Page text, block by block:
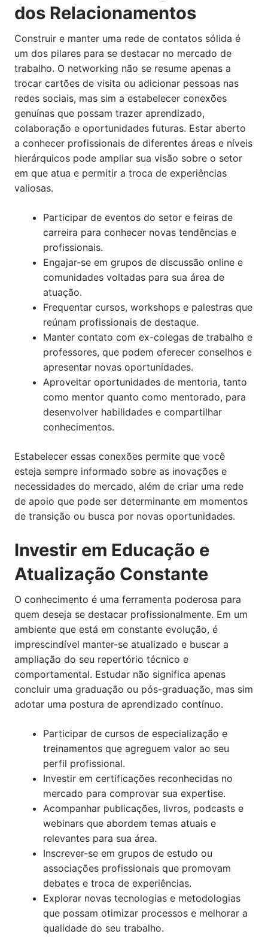
dos Relacionamentos
Construir e manter uma rede de contatos sólida é
um dos pilares para se destacar no mercado de
trabalho. O networking não se resume apenas a
trocar cartões de visita ou adicionar pessoas nas
redes sociais, mas sim a estabelecer conexões
genuínas que possam trazer aprendizado,
colaboração e oportunidades futuras. Estar aberto
a conhecer profissionais de diferentes áreas e níveis
hierárquicos pode ampliar sua visão sobre o setor
em que atua e permitir a troca de experiências
valiosas.
Participar de eventos do setor e feiras de
carreira para conhecer novas tendências e
profissionais.
Engajar-se em grupos de discussão online e
comunidades voltadas para sua área de
atuação.
Frequentar cursos, workshops e palestras que
reúnam profissionais de destaque.
Manter contato com ex-colegas de trabalho e
professores, que podem oferecer conselhos e
apresentar novas oportunidades.
Aproveitar oportunidades de mentoria, tanto
como mentor quanto como mentorado, para
desenvolver habilidades e compartilhar
conhecimentos.
Estabelecer essas conexões permite que você
esteja sempre informado sobre as inovações e
necessidades do mercado, além de criar uma rede
de apoio que pode ser determinante em momentos
de transição ou busca por novas oportunidades.
Investir em Educação e
Atualização Constante
O conhecimento é uma ferramenta poderosa para
quem deseja se destacar profissionalmente. Em um
ambiente que está em constante evolução, é
imprescindível manter-se atualizado e buscar a
ampliação do seu repertório técnico e
comportamental. Estudar não significa apenas
concluir uma graduação ou pós-graduação, mas sim
adotar uma postura de aprendizado contínuo.
Participar de cursos de especialização e
treinamentos que agreguem valor ao seu
perfil profissional.
Investir em certificações reconhecidas no
mercado para comprovar sua expertise.
Acompanhar publicações, livros, podcasts e
webinars que abordem temas atuais e
relevantes para sua área.
Inscrever-se em grupos de estudo ou
associações profissionais que promovam
debates e troca de experiências.
Explorar novas tecnologias e metodologias
que possam otimizar processos e melhorar a
qualidade do seu trabalho.